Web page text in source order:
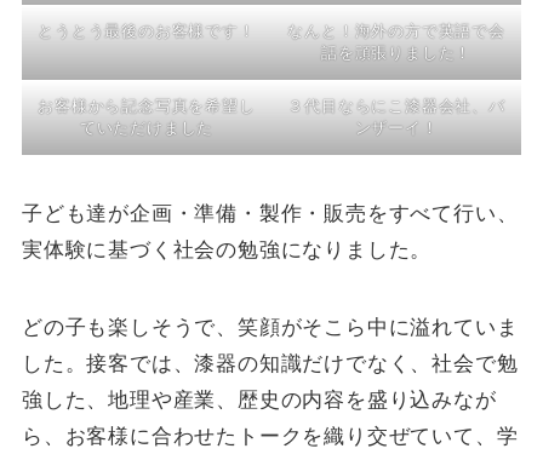
とうとう最後のお客様です！
なんと！海外の方で英語で会
話を頑張りました！
お客様から記念写真を希望し
ていただけました
３代目ならにこ漆器会社、バ
ンザーイ！
子ども達が企画・準備・製作・販売をすべて行い、
実体験に基づく社会の勉強になりました。
どの子も楽しそうで、笑顔がそこら中に溢れていま
した。接客では、漆器の知識だけでなく、社会で勉
強した、地理や産業、歴史の内容を盛り込みなが
ら、お客様に合わせたトークを織り交ぜていて、学